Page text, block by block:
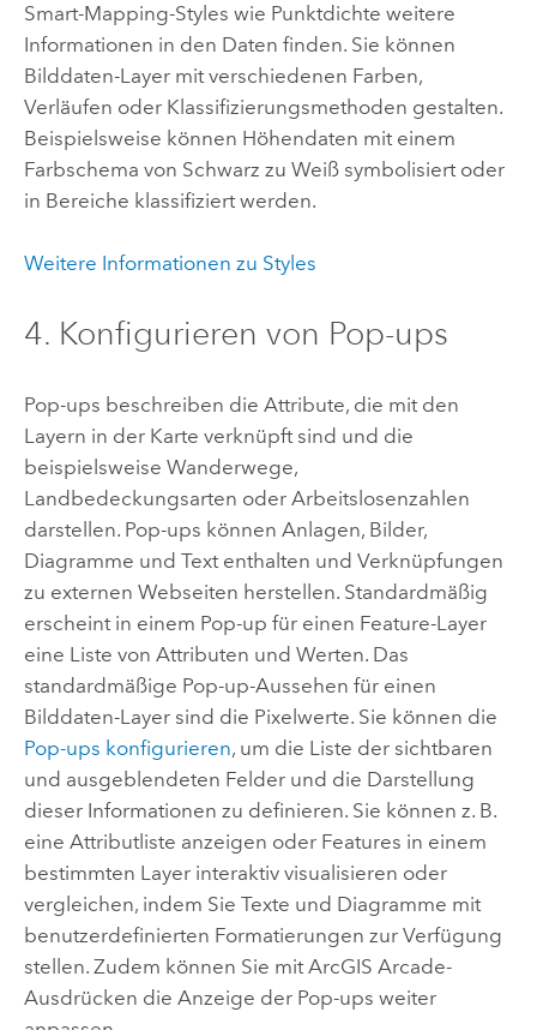
Smart-Mapping-Styles wie Punktdichte weitere
Informationen in den Daten finden. Sie können
Bilddaten-Layer mit verschiedenen Farben,
Verläufen oder Klassifizierungsmethoden gestalten.
Beispielsweise können Höhendaten mit einem
Farbschema von Schwarz zu Weiß symbolisiert oder
in Bereiche klassifiziert werden.
Weitere Informationen zu Styles
4. Konfigurieren von Pop-ups
Pop-ups beschreiben die Attribute, die mit den
Layern in der Karte verknüpft sind und die
beispielsweise Wanderwege,
Landbedeckungsarten oder Arbeitslosenzahlen
darstellen. Pop-ups können Anlagen, Bilder,
Diagramme und Text enthalten und Verknüpfungen
zu externen Webseiten herstellen. Standardmäßig
erscheint in einem Pop-up für einen Feature-Layer
eine Liste von Attributen und Werten. Das
standardmäßige Pop-up-Aussehen für einen
Bilddaten-Layer sind die Pixelwerte. Sie können die
Pop-ups konfigurieren, um die Liste der sichtbaren
und ausgeblendeten Felder und die Darstellung
dieser Informationen zu definieren. Sie können z. B.
eine Attributliste anzeigen oder Features in einem
bestimmten Layer interaktiv visualisieren oder
vergleichen, indem Sie Texte und Diagramme mit
benutzerdefinierten Formatierungen zur Verfügung
stellen. Zudem können Sie mit ArcGIS Arcade-
Ausdrücken die Anzeige der Pop-ups weiter